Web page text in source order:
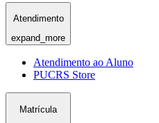
Atendimento
expand_more
Atendimento ao Aluno
PUCRS Store
Matrícula